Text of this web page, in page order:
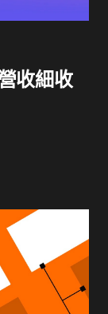
收細收